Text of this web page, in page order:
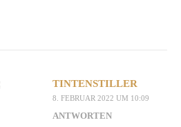
TINTENSTILLER
8. FEBRUAR 2022 UM 10:09
ANTWORTEN